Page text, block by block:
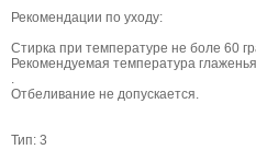
Рекомендации по уходу:
Стирка при температуре не боле 60
Рекомендуемая температура
.
Отбеливание не допускается.
Тип: 3